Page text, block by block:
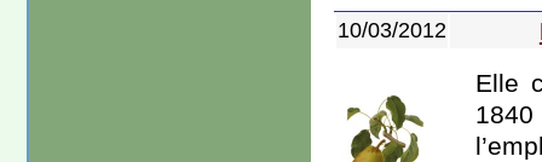
10/03/2012
Elle